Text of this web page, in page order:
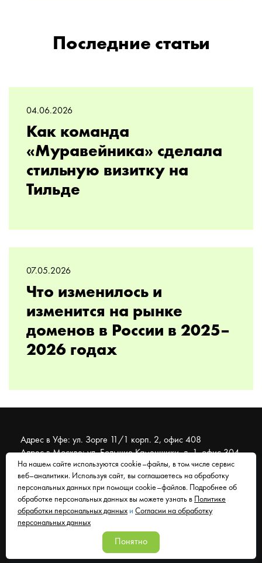
Последние статьи
04.06.2026
Как команда
«Муравейника» сделала
стильную визитку на
Тильде
07.05.2026
Что изменилось и
изменится на рынке
доменов в России в 2025–
2026 годах
Адрес в Уфе: ул. Зорге 11/1 корп. 2, офис 408
Адрес в Москве: ул. Большие Каменщики, д. 1, офис 304
© 2007 - 2026 Муравейник. SEO-продвижение, реклама,
сайты. Находимся в Уфе, работаем со всем миром.
Согласие на обработку персональных данных
Политика обработки персональных данных
На нашем сайте используются cookie–файлы, в том числе сервис
веб–аналитики. Используя сайт, вы соглашаетесь на обработку
персональных данных при помощи cookie–файлов. Подробнее об
обработке персональных данных вы можете узнать в
Политике
обработки персональных данных и Согласии на обработку
персональных данных
Понятно